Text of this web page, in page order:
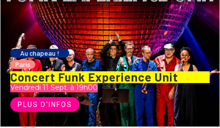
Au chapeau !
Paris
Concert Funk Experience Unit
Vendredi 11 Sept. à 19h00
PLUS D'INFOS